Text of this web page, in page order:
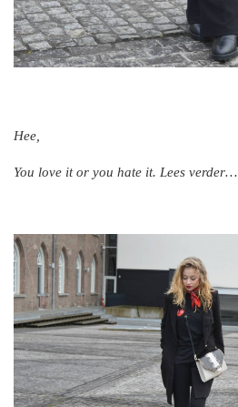
Hee,
You love it or you hate it. Lees verder…